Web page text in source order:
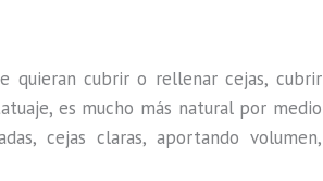
quierancubrir o rellenar cejas, cubrir
es mucho más natural por medio
cejas claras, aportando volumen,